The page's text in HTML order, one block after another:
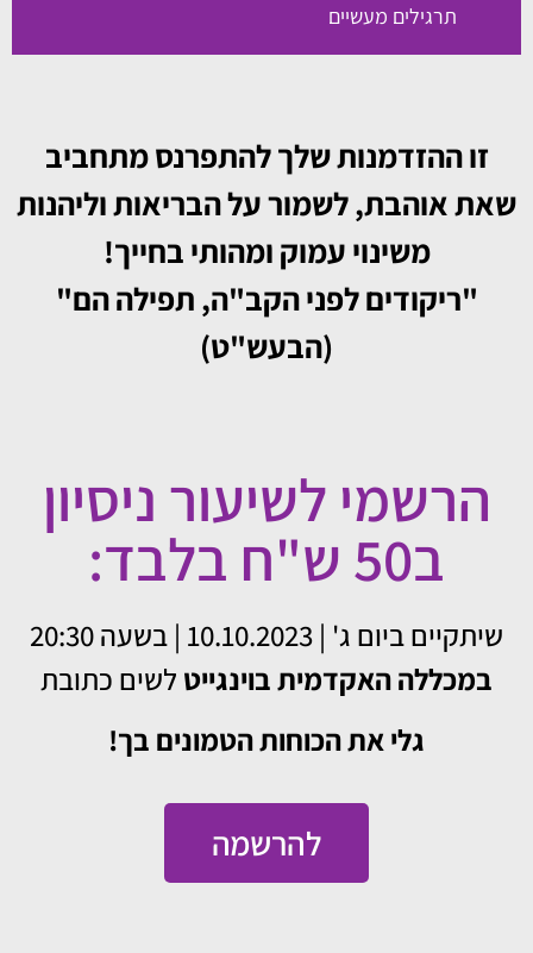
תרגילים מעשיים
זו ההזדמנות שלך להתפרנס מתחביב
שאת אוהבת, לשמור על הבריאות וליהנות
משינוי עמוק ומהותי בחייך!
"ריקודים לפני הקב"ה, תפילה הם"
(הבעש"ט)
הרשמי לשיעור ניסיון
ב50 ש"ח בלבד:
שיתקיים ביום ג' | 10.10.2023 | בשעה 20:30
במכללה האקדמית בוינגייט לשים כתובת
גלי את הכוחות הטמונים בך!
להרשמה